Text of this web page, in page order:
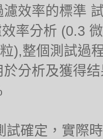
效率的標準
率分析 (0.3
),整個測試過
分析及獲得
試確定，實際